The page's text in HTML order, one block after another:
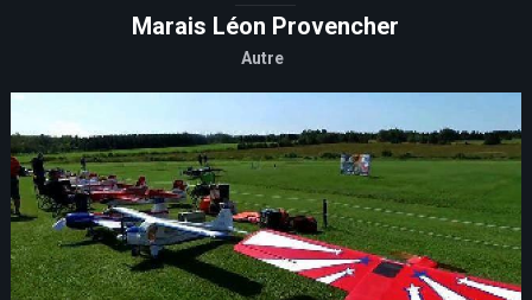
Marais Léon Provencher
Autre